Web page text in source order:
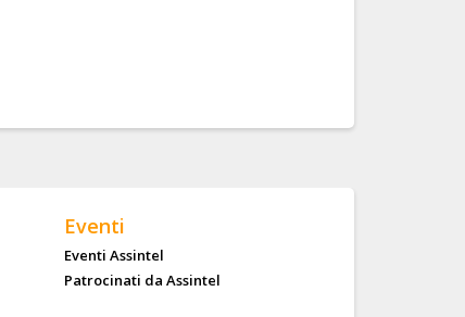
Eventi
Eventi Assintel
Patrocinati da Assintel